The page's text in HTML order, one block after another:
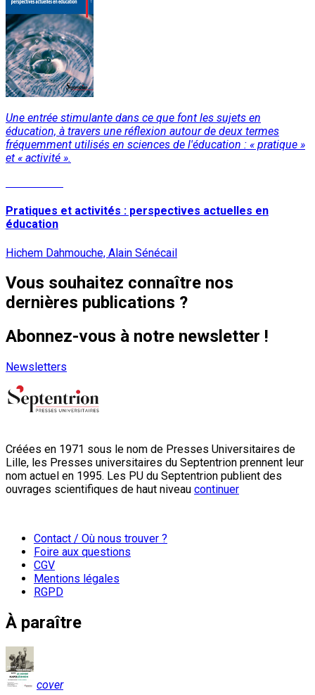
Une entrée stimulante dans ce que font les sujets en
éducation, à travers une réflexion autour de deux termes
fréquemment utilisés en sciences de l'éducation : « pratique »
et « activité ».
Pratiques et activités : perspectives actuelles en
éducation
Hichem Dahmouche, Alain Sénécail
Vous souhaitez connaître nos
dernières publications ?
Abonnez-vous à notre newsletter !
Newsletters
Créées en 1971 sous le nom de Presses Universitaires de
Lille, les Presses universitaires du Septentrion prennent leur
nom actuel en 1995. Les PU du Septentrion publient des
ouvrages scientifiques de haut niveau continuer
Contact / Où nous trouver ?
Foire aux questions
CGV
Mentions légales
RGPD
À paraître
cover